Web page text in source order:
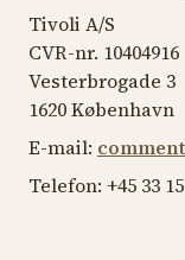
Tivoli A/S
CVR-nr. 10404916
Vesterbrogade 3
1620 København
E-mail:
Telefon: +45 33